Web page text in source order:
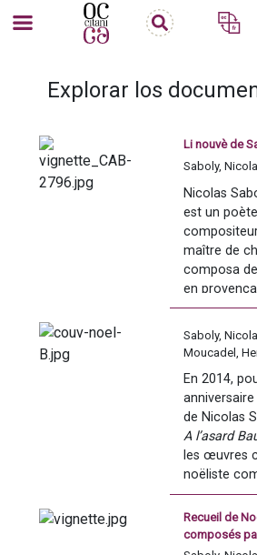
Explorar los
Li nouvè de
Saboly,
Nicolas
est un
maître de
composa
en
René
l'ouvrage.
Mistral
Saboly,
Moucadel,
En 2014,
A l’asard
les œuvres
noëliste
mort, les
Saboly
réédités
fois jusqu’à
Recueil de
composés